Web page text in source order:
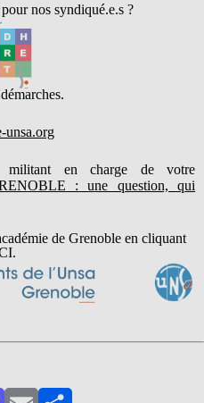
nos syndiqué.e.s ?
unsa.org
militant en charge de votre
: une question, qui
de Grenoble en cliquant